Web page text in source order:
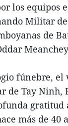
los equipos
Militar
de
fúnebre, el
de Tay Ninh,
gratitud
más de 40